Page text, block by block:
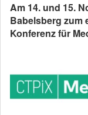
Am 14. und 15.
Babelsberg zum
Konferenz für